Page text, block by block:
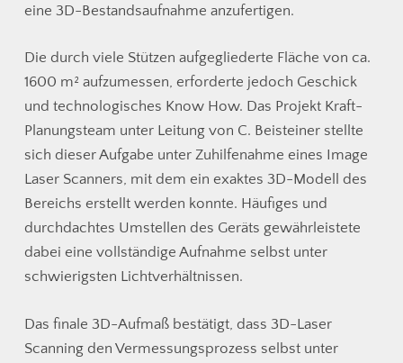
eine 3D-Bestandsaufnahme anzufertigen.
Die durch viele Stützen aufgegliederte Fläche von ca.
1600 m² aufzumessen, erforderte jedoch Geschick
und technologisches Know How. Das Projekt Kraft-
Planungsteam unter Leitung von C. Beisteiner stellte
sich dieser Aufgabe unter Zuhilfenahme eines Image
Laser Scanners, mit dem ein exaktes 3D-Modell des
Bereichs erstellt werden konnte. Häufiges und
durchdachtes Umstellen des Geräts gewährleistete
dabei eine vollständige Aufnahme selbst unter
schwierigsten Lichtverhältnissen.
Das finale 3D-Aufmaß bestätigt, dass 3D-Laser
Scanning den Vermessungsprozess selbst unter